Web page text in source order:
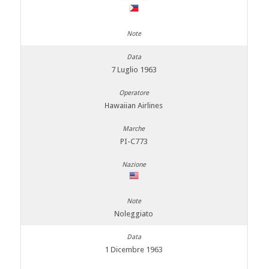
7 Luglio 1963
Hawaiian Airlines
PI-C773
Noleggiato
1 Dicembre 1963